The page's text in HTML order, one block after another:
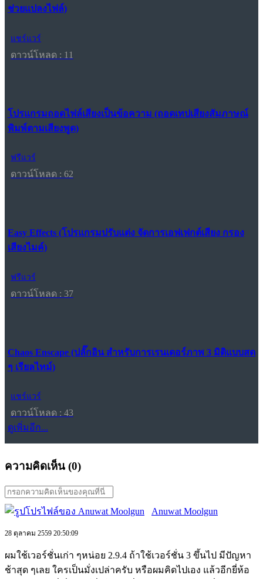
ช่วยแปลงไฟล์)
แชร์แวร์
ดาวน์โหลด : 11
โปรแกรมถอดไฟล์เสียงเป็นข้อความ (ถอดเทปเสียงสัมภาษณ์
พิมพ์ตามเสียงพูด)
ฟรีแวร์
ดาวน์โหลด : 62
Easy Effects (โปรแกรมปรับแต่ง จัดการเอฟเฟกต์เสียง กรอง
เสียงไมค์)
ฟรีแวร์
ดาวน์โหลด : 37
Chaos Enscape (ปลั๊กอิน สำหรับการเรนเดอร์ภาพ 3 มิติแบบสด
ๆ เรียลไทม์)
แชร์แวร์
ดาวน์โหลด : 43
ดูเพิ่มอีก...
ความคิดเห็น (0)
Anuwat Moolgun
28 ตุลาคม 2559 20:50:09
ผมใช้เวอร์ชั่นเก่า ๆหน่อย 2.9.4 ถ้าใช้เวอร์ชั่น 3 ขึ้นไป มีปัญหา
ช้าสุด ๆเลย ใครเป็นมั่งเปล่าครับ หรือผมคิดไปเอง แล้วอีกยี่ห้อ